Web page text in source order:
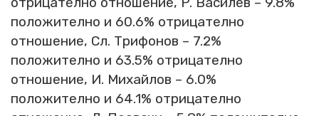
положително и 60.6% отрицателно
отношение, Сл. Трифонов – 7.2%
положително и 63.5% отрицателно
отношение, И. Михайлов – 6.0%
положително и 64.1% отрицателно